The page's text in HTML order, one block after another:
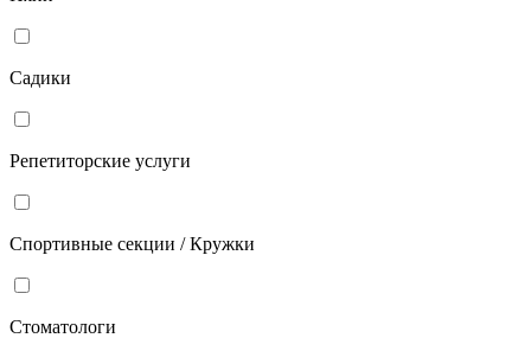
Садики
Репетиторские услуги
Спортивные секции / Кружки
Стоматологи